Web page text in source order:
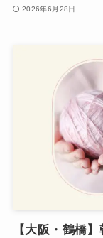
2026年6月28日
【大阪・鶴橋